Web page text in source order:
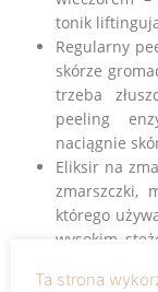
tonik
Regularny
skórze
trzeba
peeling
naciągnie
Eliksir na
zmarszczki,
którego
wysokim
Ta strona